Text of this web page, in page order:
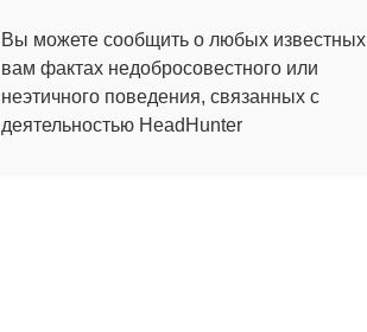
Вы можете сообщить о любых известных
вам фактах недобросовестного или
неэтичного поведения, связанных с
деятельностью HeadHunter